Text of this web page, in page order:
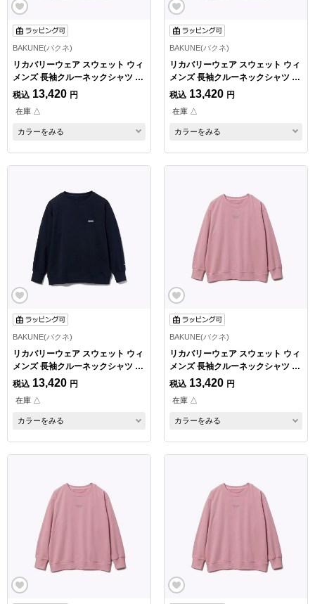
BAKUNE(バクネ)
リカバリーウェア スウェット ウィ
メンズ 長袖クルーネックシャツ ネ
イビー Sサイズ
税込 13,420 円
在庫 △
カラーをみる
BAKUNE(バクネ)
リカバリーウェア スウェット ウィ
メンズ 長袖クルーネックシャツ ネ
イビー Mサイズ
税込 13,420 円
在庫 △
カラーをみる
BAKUNE(バクネ)
リカバリーウェア スウェット ウィ
メンズ 長袖クルーネックシャツ ネ
イビー Lサイズ
税込 13,420 円
在庫 △
カラーをみる
BAKUNE(バクネ)
リカバリーウェア スウェット ウィ
メンズ 長袖クルーネックシャツ ピ
ンク Sサイズ
税込 13,420 円
在庫 △
カラーをみる